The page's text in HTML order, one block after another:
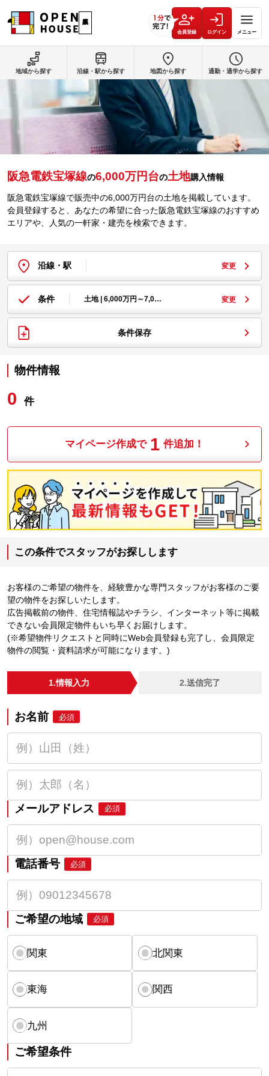
会員登録 ログイン メニュー
阪急電鉄宝塚線の6,000万円台の土地購入情報
阪急電鉄宝塚線で販売中の6,000万円台の土地を掲載しています。
会員登録すると、あなたの希望に合った阪急電鉄宝塚線のおすすめ
エリアや、人気の一軒家・建売を検索できます。
沿線・駅 変更
条件 土地 | 6,000万円～7,0… 変更
条件保存
物件情報
0 件
マイページ作成で 1 件追加！
この条件でスタッフがお探しします
お客様のご希望の物件を、経験豊かな専門スタッフがお客様のご要
望の物件をお探しいたします。
広告掲載前の物件、住宅情報誌やチラシ、インターネット等に掲載
できない会員限定物件もいち早くお届けします。
(※希望物件リクエストと同時にWeb会員登録も完了し、会員限定
物件の閲覧・資料請求が可能になります。)
1.情報入力 2.送信完了
お名前 必須
メールアドレス 必須
電話番号 必須
ご希望の地域 必須
関東 北関東
東海 関西
九州
ご希望条件
地域から探す 沿線・駅から探す 地図から探す 通勤・通学から探す